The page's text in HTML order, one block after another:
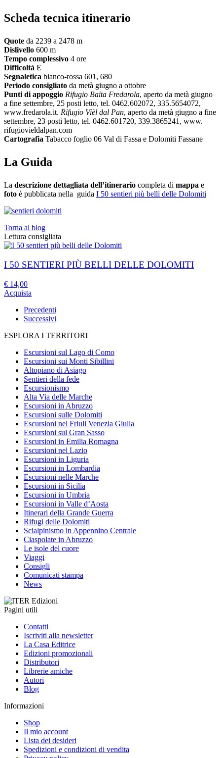
Scheda tecnica itinerario
Quote da 2239 a 2478 m
Dislivello 600 m
Tempo complessivo 4 ore
Difficoltà E
Segnaletica bianco-rossa 601, 680
Periodo consigliato da metà giugno a ottobre
Punti di appoggio Rifugio Baita Fredarola, aperto da metà giugno
a fine settembre, 25 posti letto, tel. 0462.602072, 335.5654072,
www.fredarola.it. Rifugio Vièl dal Pan, aperto da metà giugno a fine
settembre, 23 posti letto, tel. 0462.601720, 339.3865241, www.
rifugiovieldalpan.com
Cartografia Tabacco foglio 06 Val di Fassa e Dolomiti Fassane
La Guida
La descrizione dettagliata dell’itinerario completa di mappa e
foto è pubblicata nella guida I 50 sentieri più belli delle Dolomiti
Torna al blog
Lettura consigliata
I 50 SENTIERI PIÙ BELLI DELLE DOLOMITI
€ 14,00
Acquista
Precedenti
Successivi
ESPLORA I TERRITORI
Escursioni sul Lago di Como
Escursioni sui Monti Sibillini
Altopiano di Asiago
Sentieri della fede
Escursionismo
Alta Via delle Marche
Escursioni in Abruzzo
Escursioni sulle Dolomiti
Escursioni nel Friuli Venezia Giulia
Escursioni sul Gran Sasso
Escursioni in Emilia Romagna
Escursioni nel Lazio
Escursioni in Liguria
Escursioni in Lombardia
Escursioni nelle Marche
Escursioni in Sicilia
Escursioni in Umbria
Escursioni in Valle d’Aosta
Itinerari della Grande Guerra
Rifugi delle Dolomiti
Scialpinismo in Appennino Centrale
Ciaspolate in Abruzzo
Le isole del cuore
Viaggi
Consigli
Comunicati stampa
News
Pagini utili
Contatti
Iscriviti alla newsletter
La Casa Editrice
Edizioni promozionali
Distributori
Librerie amiche
Autori
Blog
Informazioni
Shop
Il mio account
Lista dei desideri
Spedizioni e condizioni di vendita